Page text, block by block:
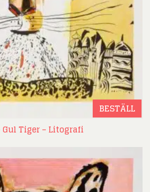
BESTÄLL
Tiger – Litografi